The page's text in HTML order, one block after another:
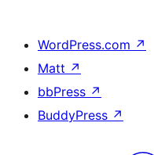
WordPress.com ↗
Matt ↗
bbPress ↗
BuddyPress ↗